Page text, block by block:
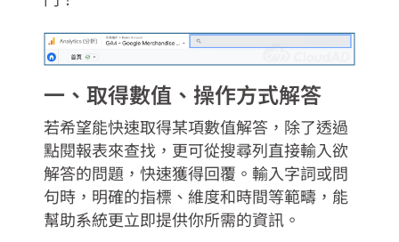
一、取得數值、操作方式解答​
若希望能快速取得某項數值解答，除了透過
點閱報表來查找，更可從搜尋列直接輸入欲
解答的問題，快速獲得回覆。輸入字詞或問
句時，明確的指標、維度和時間等範疇，能
幫助系統更立即提供你所需的資訊。